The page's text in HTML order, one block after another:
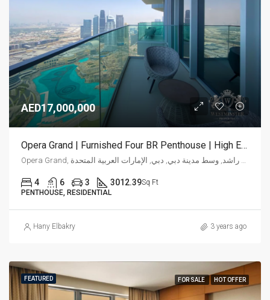
AED17,000,000
Opera Grand | Furnished Four BR Penthouse | High End
Opera Grand, شارع الشيخ محمد بن راشد, وسط مدينة دبي, دبي, الإمارات العربية المتحدة
4 6 3 3012.39Sq Ft
PENTHOUSE, RESIDENTIAL
Hany Elbakry 3 years ago
FEATURED FOR SALE HOT OFFER